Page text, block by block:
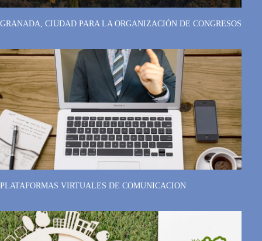
GRANADA, CIUDAD PARA LA ORGANIZACIÓN DE CONGRESOS
PLATAFORMAS VIRTUALES DE COMUNICACION